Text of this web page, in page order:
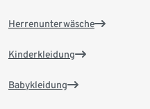
Herrenunterwäsche
Kinderkleidung
Babykleidung